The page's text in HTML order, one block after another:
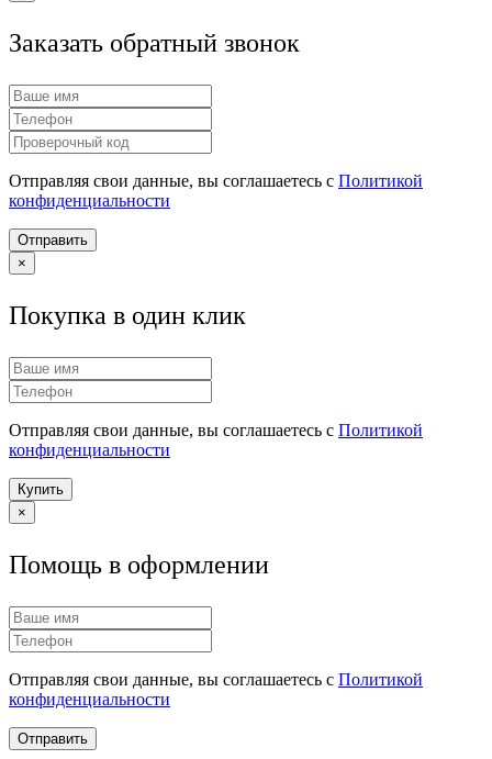
Заказать обратный звонок
Отправляя свои данные, вы соглашаетесь с Политикой
конфиденциальности
Отправить
×
Покупка в один клик
Отправляя свои данные, вы соглашаетесь с Политикой
конфиденциальности
Купить
×
Помощь в оформлении
Отправляя свои данные, вы соглашаетесь с Политикой
конфиденциальности
Отправить